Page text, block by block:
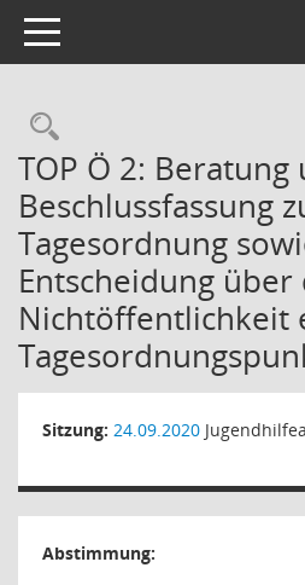
Toggle navigation
Rechercheauswahl
TOP Ö 2: Beratung
Beschlussfassung
Tagesordnung
Entscheidung über
Nichtöffentlichkeit
Sitzung: 24.09.2020
Abstimmung: